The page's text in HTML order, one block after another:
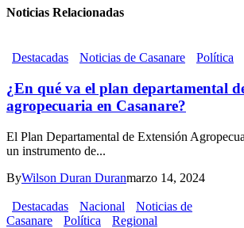
Noticias Relacionadas
Destacadas Noticias de Casanare Política
¿En qué va el plan departamental
agropecuaria en Casanare?
El Plan Departamental de Extensión
un instrumento de...
ByWilson Duran Duranmarzo 14, 2024
Destacadas Nacional
Noticias de
Casanare
Política Regional